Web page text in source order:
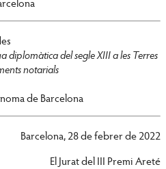
diplomàtica del segle XIII a les Terres
notarials
de Barcelona
Barcelona, 28 de febrer de 2022
El Jurat del III Premi Areté